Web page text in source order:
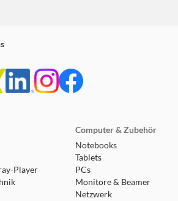
Player
Computer & Zubehör
Notebooks
Tablets
PCs
Monitore & Beamer
Netzwerk